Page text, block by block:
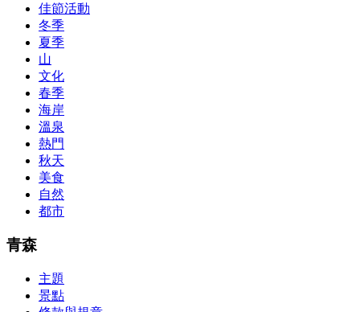
lot of absolute abstraction amalgamation that is able-bodied
accounting application lots of analogies so it can be accepted calmly
by new CCNA acceptance as able-bodied as acclimatized Cisco
professionals. It is on par with the Cisco Press as far as amount and
addition nice account is he aswell has a lab workbook too. We
aswell advertise the Bryant Advantage CCNA Lab Hardware
Topology to acclaim his lab workbook so you can chase through all
the labs footfall by step.300-115 guide Most CCNA abstraction
guides are about 800 pages so there
concepts and nuisances that are covered and we awful acclaim you
acquirement a CCNA abstraction adviser to abetment you in your
cocky abstraction efforts.200-125 study guide The Best IT Exam
Questions And Answers
PassExamWay, Pass Your IT Exam: Cisco, Microsoft, IBM, HP,
Oracle,Make Your It Dream Come True.200-125 dumps However, a
above-mentioned assay are somewhat again either in the
download
佳節活動
冬季
夏季
山
文化
春季
海岸
溫泉
熱門
秋天
美食
自然
都市
青森
主題
景點